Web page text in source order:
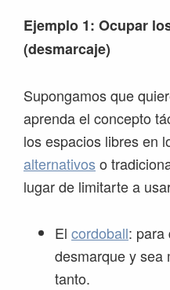
Ejemplo 1: Ocupar
(desmarcaje)
Supongamos que
aprenda el concepto
los espacios libres en
alternativos o
lugar de limitarte a
El cordoball: para
desmarque y sea
tanto.